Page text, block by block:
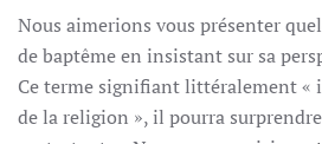
Nous aimerions vous présenter
de baptême en insistant sur sa
Ce terme signifiant littéralement
de la religion », il pourra